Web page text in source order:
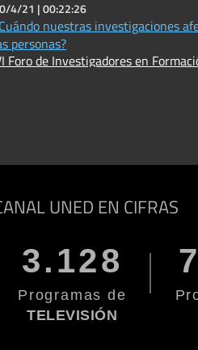
4/21 |00:22:26
nuestras investigaciones
personas?
VI Foro de Investigadores en
UNED EN CIFRAS
3.128
Programas de
TELEVISIÓN